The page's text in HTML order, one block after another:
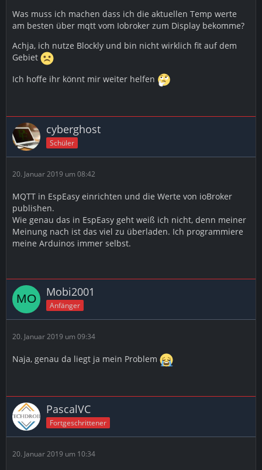
Was muss ich machen dass ich die aktuellen Temp werte
am besten über mqtt vom Iobroker zum Display bekomme?
Achja, ich nutze Blockly und bin nicht wirklich fit auf dem
Gebiet
Ich hoffe ihr könnt mir weiter helfen
cyberghost
Schüler
20. Januar 2019 um 08:42
MQTT in EspEasy einrichten und die Werte von ioBroker
publishen.
Wie genau das in EspEasy geht weiß ich nicht, denn meiner
Meinung nach ist das viel zu überladen. Ich programmiere
meine Arduinos immer selbst.
Mobi2001
Anfänger
20. Januar 2019 um 09:34
Naja, genau da liegt ja mein Problem
PascalVC
Fortgeschrittener
20. Januar 2019 um 10:34